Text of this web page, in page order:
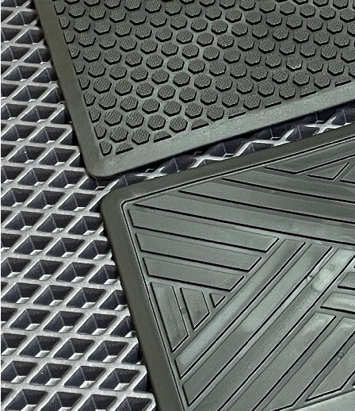
Отдельные коврики
EVA
Эконом
Два передних коврика 2100 3600
В корзину
Водительский коврик 1100 1800
В корзину
Коврик переднего пассажира1100 1800
В корзину
Задний цельный ковер 1800 3100
В корзину
Багажник